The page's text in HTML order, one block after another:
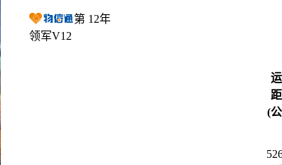
第 12年
领军V12
(